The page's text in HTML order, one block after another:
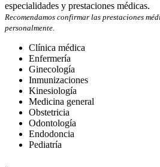
especialidades y prestaciones médicas.
Recomendamos confirmar las prestaciones
personalmente.
Clínica médica
Enfermería
Ginecología
Inmunizaciones
Kinesiología
Medicina general
Obstetricia
Odontología
Endodoncia
Pediatría